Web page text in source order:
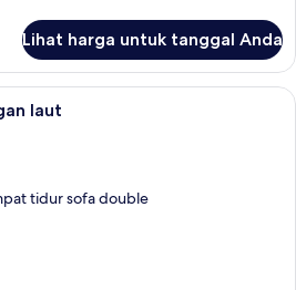
Lihat harga untuk tanggal Anda
Brankas, meja kerja, kedap suara,
laut
tidur sofa double